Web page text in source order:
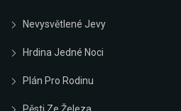
Nevysvětlené Jevy
Hrdina Jedné Noci
Plán Pro Rodinu